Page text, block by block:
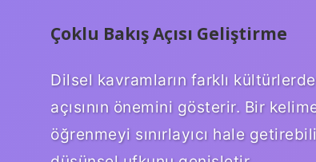
Çoklu Bakış Açısı Geliştirme
Dilsel kavramların farklı
açısının önemini gösterir. Bir
öğrenmeyi sınırlayıcı hale